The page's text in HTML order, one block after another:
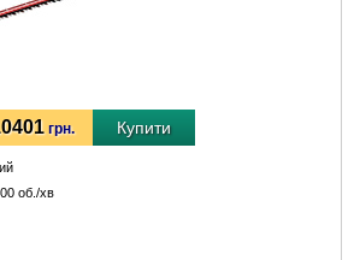
грн. Купити
об./хв